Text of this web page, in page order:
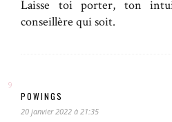
Laisse toi porter, ton
conseillère qui soit.
POWINGS
20 janvier 2022 à 21:35